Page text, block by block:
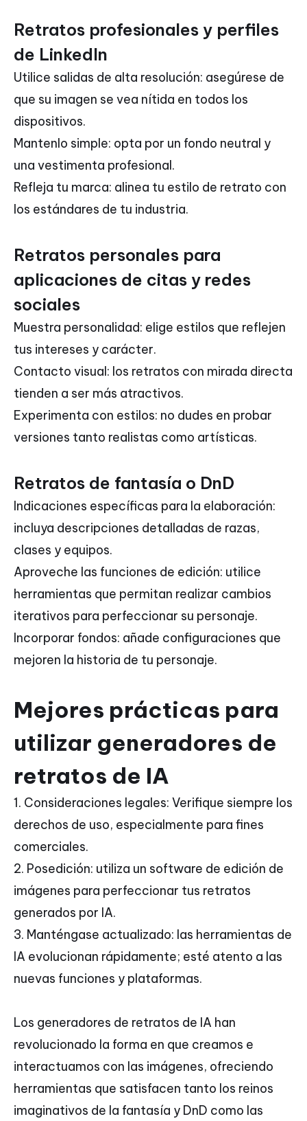
Retratos profesionales y perfiles
de LinkedIn
Utilice salidas de alta resolución: asegúrese de
que su imagen se vea nítida en todos los
dispositivos.
Mantenlo simple: opta por un fondo neutral y
una vestimenta profesional.
Refleja tu marca: alinea tu estilo de retrato con
los estándares de tu industria.
Retratos personales para
aplicaciones de citas y redes
sociales
Muestra personalidad: elige estilos que reflejen
tus intereses y carácter.
Contacto visual: los retratos con mirada directa
tienden a ser más atractivos.
Experimenta con estilos: no dudes en probar
versiones tanto realistas como artísticas.
Retratos de fantasía o DnD
Indicaciones específicas para la elaboración:
incluya descripciones detalladas de razas,
clases y equipos.
Aproveche las funciones de edición: utilice
herramientas que permitan realizar cambios
iterativos para perfeccionar su personaje.
Incorporar fondos: añade configuraciones que
mejoren la historia de tu personaje.
Mejores prácticas para
utilizar generadores de
retratos de IA
1. Consideraciones legales: Verifique siempre los
derechos de uso, especialmente para fines
comerciales.
2. Posedición: utiliza un software de edición de
imágenes para perfeccionar tus retratos
generados por IA.
3. Manténgase actualizado: las herramientas de
IA evolucionan rápidamente; esté atento a las
nuevas funciones y plataformas.
Los generadores de retratos de IA han
revolucionado la forma en que creamos e
interactuamos con las imágenes, ofreciendo
herramientas que satisfacen tanto los reinos
imaginativos de la fantasía y DnD como las